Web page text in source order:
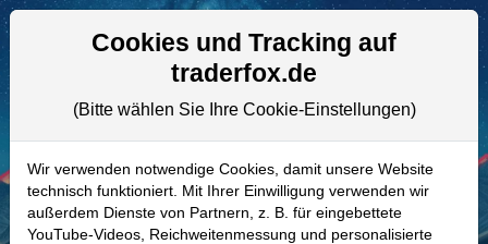
Aktien- und Artikelsuche
867474 | SEIC–SEI Investment
Company Aktie
Realtime-Aktienkurs:
Cookies und Tracking auf
traderfox.de
(Bitte wählen Sie Ihre Cookie-Einstellungen)
Wir verwenden notwendige Cookies, damit unsere Website
technisch funktioniert. Mit Ihrer Einwilligung verwenden wir
außerdem Dienste von Partnern, z. B. für eingebettete
YouTube-Videos, Reichweitenmessung und personalisierte